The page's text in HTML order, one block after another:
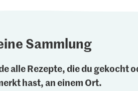
Sammlung
alle Rezepte, die du gekocht
hast, an einem Ort.